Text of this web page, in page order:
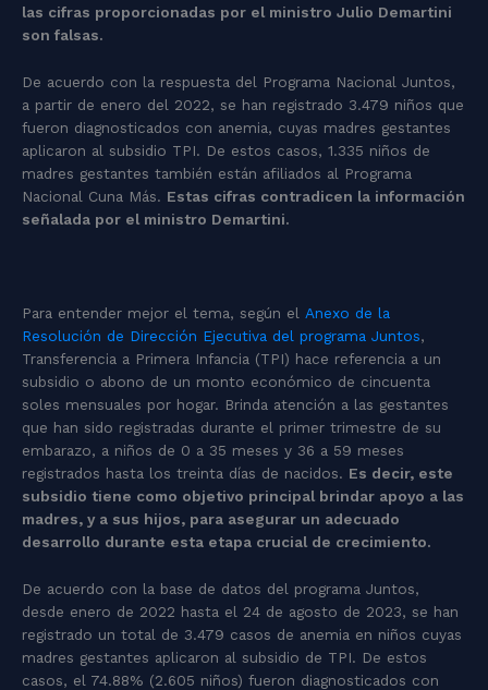
las cifras proporcionadas por el ministro Julio Demartini
son falsas.
De acuerdo con la respuesta del Programa Nacional Juntos,
a partir de enero del 2022, se han registrado 3.479 niños que
fueron diagnosticados con anemia, cuyas madres gestantes
aplicaron al subsidio TPI. De estos casos, 1.335 niños de
madres gestantes también están afiliados al Programa
Nacional Cuna Más. Estas cifras contradicen la información
señalada por el ministro Demartini.
Para entender mejor el tema, según el Anexo de la
Resolución de Dirección Ejecutiva del programa Juntos,
Transferencia a Primera Infancia (TPI) hace referencia a un
subsidio o abono de un monto económico de cincuenta
soles mensuales por hogar. Brinda atención a las gestantes
que han sido registradas durante el primer trimestre de su
embarazo, a niños de 0 a 35 meses y 36 a 59 meses
registrados hasta los treinta días de nacidos. Es decir, este
subsidio tiene como objetivo principal brindar apoyo a las
madres, y a sus hijos, para asegurar un adecuado
desarrollo durante esta etapa crucial de crecimiento.
De acuerdo con la base de datos del programa Juntos,
desde enero de 2022 hasta el 24 de agosto de 2023, se han
registrado un total de 3.479 casos de anemia en niños cuyas
madres gestantes aplicaron al subsidio de TPI. De estos
casos, el 74.88% (2.605 niños) fueron diagnosticados con